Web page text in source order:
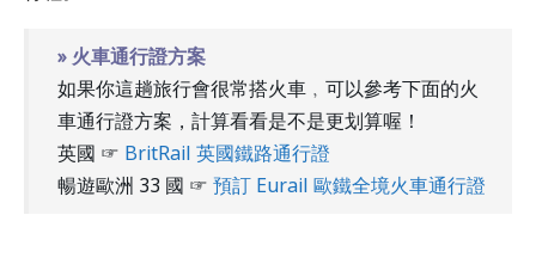
» 火車通行證方案
如果你這趟旅行會很常搭火車﹐可以參考下面的火
車通行證方案，計算看看是不是更划算喔！
英國 ☞ BritRail 英國鐵路通行證
暢遊歐洲 33 國 ☞ 預訂 Eurail 歐鐵全境火車通行證